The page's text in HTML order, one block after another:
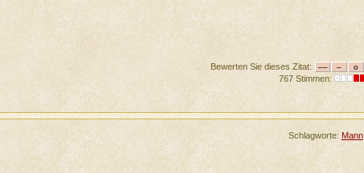
Bewerten Sie dieses Zitat:
767 Stimmen:
Schlagworte:Mann,